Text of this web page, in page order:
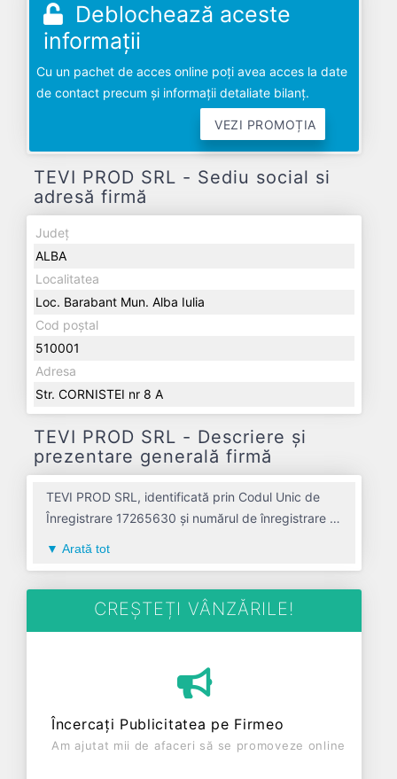
Deblochează aceste
informații
Cu un pachet de acces online poți avea acces la date
de contact precum și informații detaliate bilanț.
VEZI PROMOȚIA
TEVI PROD SRL - Sediu social si
adresă firmă
Județ
ALBA
Localitatea
Loc. Barabant Mun. Alba Iulia
Cod poștal
510001
Adresa
Str. CORNISTEI nr 8 A
TEVI PROD SRL - Descriere și
prezentare generală firmă
TEVI PROD SRL, identificată prin Codul Unic de
Înregistrare 17265630 și numărul de înregistrare la
instalatii sanitare si de incalzire avand codul 4674.
Cu sediul social poziționat în zona de Centru a țării,
semnificativă pe piața de profil. TEVI PROD SRL a
fost fondată în anul 2005, având o vechime de 21
înregistrat un profit de 0 RON și o cifră de afaceri
de 0 RON, gestionând operațiunile cu un număr
Arată tot
CREȘTEȚI VÂNZĂRILE!
Încercați Publicitatea pe Firmeo
Am ajutat mii de afaceri să se promoveze online